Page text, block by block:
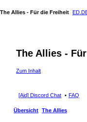
The Allies - Für die Freiheit
The Allies -
Zum Inhalt
[Aid] Discord Chat FAQ
Übersicht The Allies